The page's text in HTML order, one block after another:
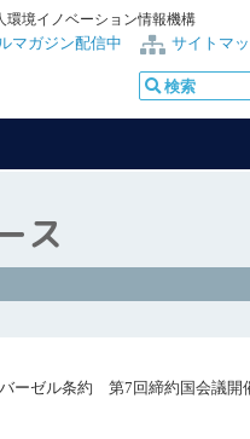
環境イノベーション情報機構
サイトマ
マガジン配信中
ス
バーゼル条約 第7回締約国会議開